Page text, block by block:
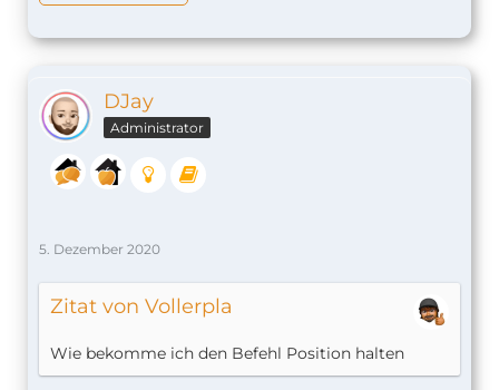
DJay
Administrator
5. Dezember 2020
Zitat von Vollerpla
Wie bekomme ich den Befehl Position halten